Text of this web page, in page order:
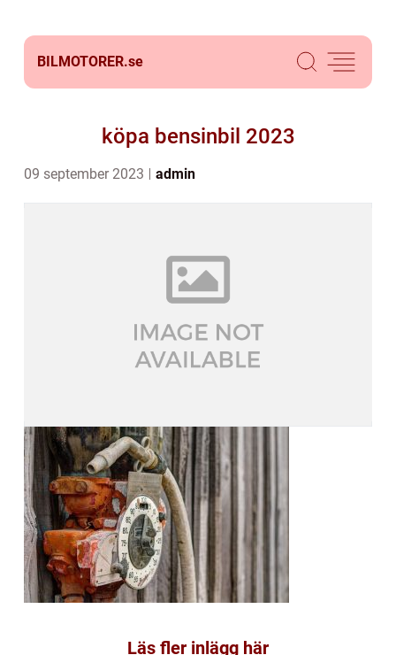
BILMOTORER.se
köpa bensinbil 2023
09 september 2023 admin
Läs fler inlägg här